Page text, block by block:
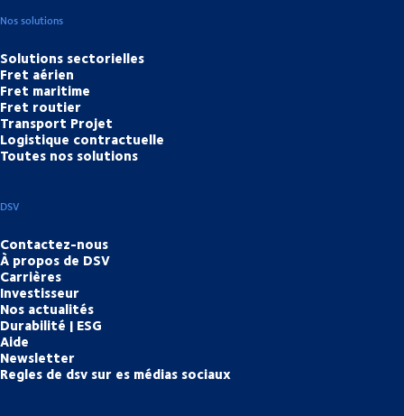
Nos solutions
Solutions sectorielles
Fret aérien
Fret maritime
Fret routier
Transport Projet
Logistique contractuelle
Toutes nos solutions
DSV
Contactez-nous
À propos de DSV
Carrières
Investisseur
Nos actualités
Durabilité | ESG
Aide
Newsletter
Regles de dsv sur es médias sociaux